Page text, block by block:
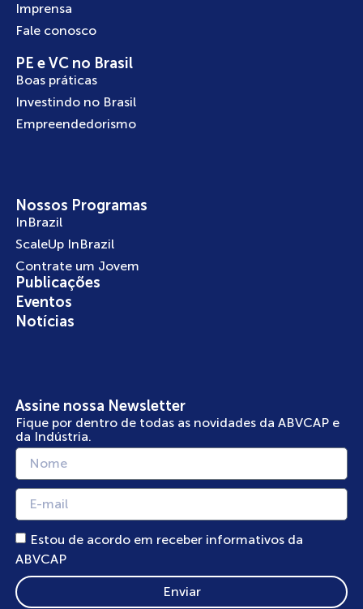
Imprensa
Fale conosco
PE e VC no Brasil
Boas práticas
Investindo no Brasil
Empreendedorismo
Nossos Programas
InBrazil
ScaleUp InBrazil
Contrate um Jovem
Publicações
Eventos
Notícias
Assine nossa Newsletter
Fique por dentro de todas as novidades da ABVCAP e
da Indústria.
Estou de acordo em receber informativos da
ABVCAP
Enviar